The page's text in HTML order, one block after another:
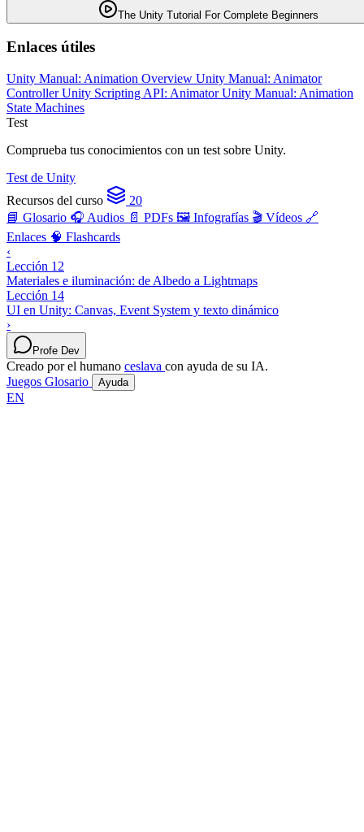
The Unity Tutorial For Complete Beginners
Enlaces útiles
Unity Manual: Animation Overview Unity Manual: Animator
ControllerUnity Scripting API: AnimatorUnity Manual: Animation
State Machines
Test
Comprueba tus conocimientos con un test sobre Unity.
Test de Unity
Recursos del curso
20
📘 Glosario 🎧 Audios 📄 PDFs 🖼️ Infografías 🎬 Vídeos 🔗
Enlaces 🧠 Flashcards
‹
Lección 12
Materiales e iluminación: de Albedo a Lightmaps
Lección 14
UI en Unity: Canvas, Event System y texto dinámico
›
Profe Dev
Creado por el humano ceslava con ayuda de su IA.
Juegos Glosario Ayuda
EN